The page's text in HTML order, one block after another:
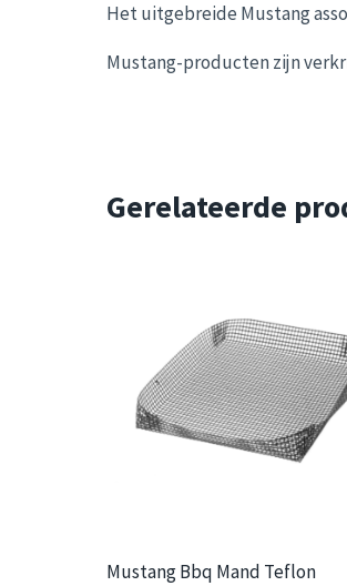
Het uitgebreide Mustang
Mustang-producten zijn
Gerelateerde
Mustang Bbq Mand Teflon